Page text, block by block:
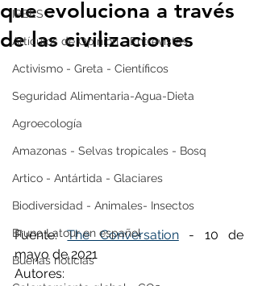
IPBES
Artículos de Opinión - Entrevistas
Activismo - Greta - Científicos
Seguridad Alimentaria-Agua-Dieta
Agroecología
Amazonas - Selvas tropicales - Bosq
Artico - Antártida - Glaciares
Biodiversidad - Animales- Insectos
Bruno Latour en español
Buenas noticias
que evoluciona a través
de las civilizaciones
Fuente: The Conversation - 10 de
mayo de 2021
Autores: